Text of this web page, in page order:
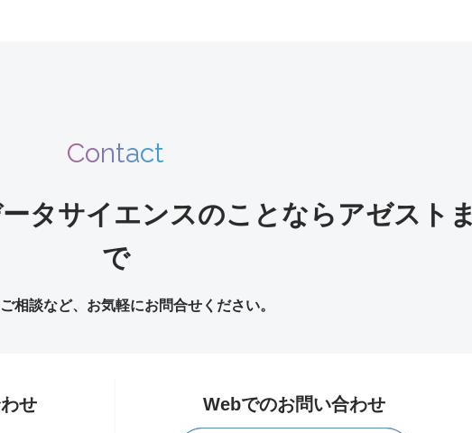
Contact
タサイエンスのことならアゼストま
で
相談など、お気軽にお問合せください。
せ Webでのお問い合わせ